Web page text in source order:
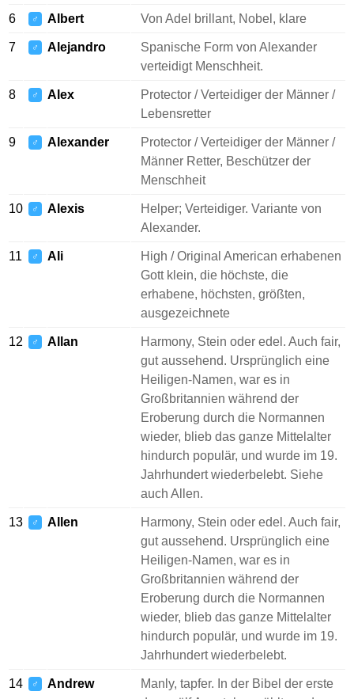
6 ♂ Albert Von Adel brillant, Nobel, klare
7 ♂ Alejandro
Spanische Form von Alexander
verteidigt Menschheit.
8 ♂ Alex
Protector / Verteidiger der Männer /
Lebensretter
9 ♂ Alexander
Protector / Verteidiger der Männer /
Männer Retter, Beschützer der
Menschheit
10 ♂ Alexis
Helper; Verteidiger. Variante von
Alexander.
11 ♂ Ali
High / Original American erhabenen
Gott klein, die höchste, die
erhabene, höchsten, größten,
ausgezeichnete
12 ♂ Allan
Harmony, Stein oder edel. Auch fair,
gut aussehend. Ursprünglich eine
Heiligen-Namen, war es in
Großbritannien während der
Eroberung durch die Normannen
wieder, blieb das ganze Mittelalter
hindurch populär, und wurde im 19.
Jahrhundert wiederbelebt. Siehe
auch Allen.
13 ♂ Allen
Harmony, Stein oder edel. Auch fair,
gut aussehend. Ursprünglich eine
Heiligen-Namen, war es in
Großbritannien während der
Eroberung durch die Normannen
wieder, blieb das ganze Mittelalter
hindurch populär, und wurde im 19.
Jahrhundert wiederbelebt.
14 ♂ Andrew
Manly, tapfer. In der Bibel der erste